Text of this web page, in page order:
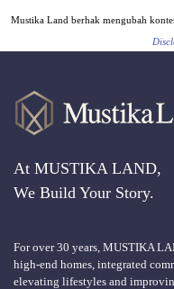
Mustika Land berhak mengubah
At MUSTIKA LAND,
We Build Your Story.
For over 30 years, MUSTIKA
high-end homes, integrated
elevating lifestyles and